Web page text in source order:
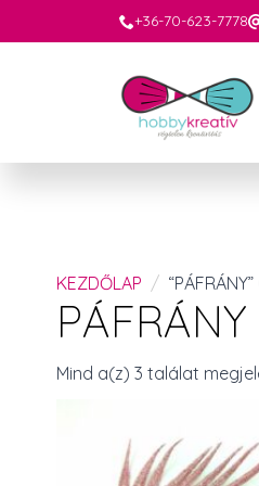
+36-70-623-7778
KEZDŐLAP
PÁFRÁNY
Mind a(z) 3 találat